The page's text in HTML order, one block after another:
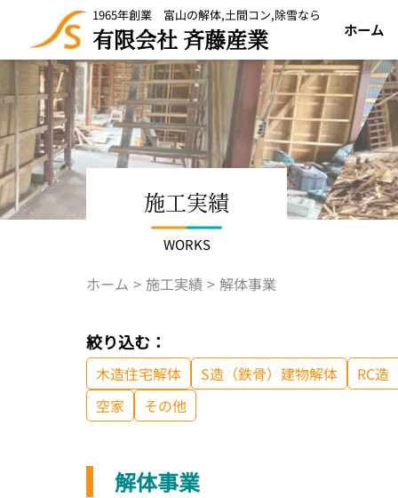
1965年創業 富山の解体,土間コン,除雪なら
有限会社 斉藤産業 ホーム
施工実績
WORKS
ホーム 施工実績 解体事業
絞り込む：
木造住宅解体 S造（鉄骨）建物解体
RC造
空家
その他
解体事業